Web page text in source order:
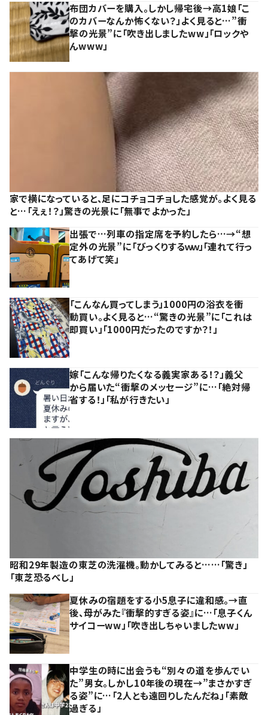
布団カバーを購入。しかし帰宅後→高1娘「こ
のカバーなんか怖くない？」よく見ると…”衝
撃の光景”に「吹き出しましたww」「ロックや
んwww」
家で横になっていると、足にコチョコチョした感覚が。よく見る
と…「えぇ！？」驚きの光景に「無事でよかった」
出張で…列車の指定席を予約したら…→“想
定外の光景”に「びっくりするｗｗ」「連れて行っ
てあげて笑」
「こんなん買ってしまう」1000円の浴衣を衝
動買い。よく見ると…“驚きの光景”に「これは
即買い」「1000円だったのですか？！」
嫁「こんな帰りたくなる義実家ある！？」義父
から届いた“衝撃のメッセージ”に…「絶対帰
省する！」「私が行きたい」
昭和29年製造の東芝の洗濯機。動かしてみると……「驚き」
「東芝恐るべし」
夏休みの宿題をする小5息子に違和感。→直
後、母がみた『衝撃的すぎる姿』に…「息子くん
サイコーww」「吹き出しちゃいましたww」
中学生の時に出会うも“別々の道を歩んでい
た”男女。しかし10年後の現在→”まさかすぎ
る姿”に…「2人とも遠回りしたんだね」「素敵
過ぎる」